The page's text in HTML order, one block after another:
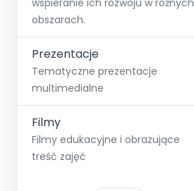
wspieranie ich rozwoju w różnych
obszarach.
Prezentacje
Tematyczne prezentacje
multimedialne
Filmy
Filmy edukacyjne i obrazujące
treść zajęć